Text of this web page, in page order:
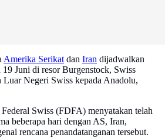
Amerika Serikatdan Iran dijadwalkan
19 Juni di resor Burgenstock, Swiss
Luar Negeri Swiss kepada Anadolu,
Swiss (FDFA) menyatakan telah
beberapa hari dengan AS, Iran,
rencana penandatanganan tersebut.